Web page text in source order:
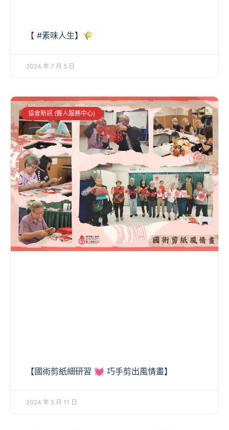
【 #素味人生】🌾
2024 年 7 月 5 日
協會新訊 (聾人服務中心)
【國術剪紙細研習 💓 巧手剪出風情畫】
2024 年 5 月 11 日